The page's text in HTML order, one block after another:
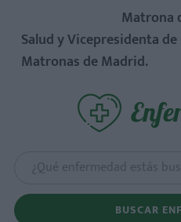
Matrona del
Salud y Vicepresidenta
Matronas de Madrid.
BUSCAR